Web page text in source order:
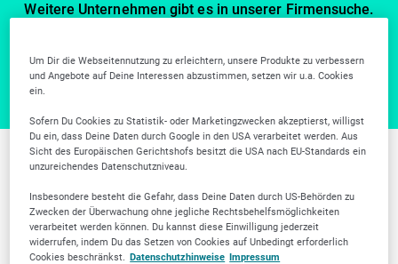
Weitere Unternehmen gibt es in unserer Firmensuche.
Weitere Branchen in
Darmstadt
Um Dir die Webseitennutzung zu erleichtern, unsere Produkte zu verbessern
und Angebote auf Deine Interessen abzustimmen, setzen wir u.a. Cookies
ein.
Sofern Du Cookies zu Statistik- oder Marketingzwecken akzeptierst, willigst
Du ein, dass Deine Daten durch Google in den USA verarbeitet werden. Aus
Sicht des Europäischen Gerichtshofs besitzt die USA nach EU-Standards ein
unzureichendes Datenschutzniveau.
Insbesondere besteht die Gefahr, dass Deine Daten durch US-Behörden zu
Zwecken der Überwachung ohne jegliche Rechtsbehelfsmöglichkeiten
verarbeitet werden können. Du kannst diese Einwilligung jederzeit
widerrufen, indem Du das Setzen von Cookies auf Unbedingt erforderlich
Cookies beschränkst. Datenschutzhinweise Impressum